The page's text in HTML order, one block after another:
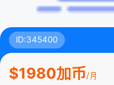
ID:345400
$1980加币/月